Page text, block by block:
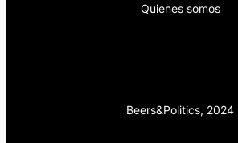
Quienes somos
Beers&Politics, 2024